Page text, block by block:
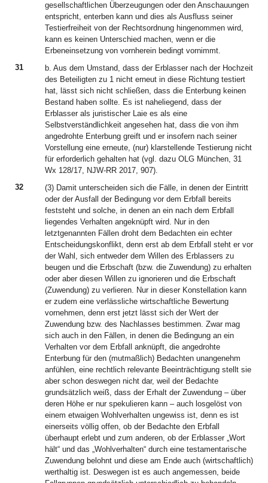
gesellschaftlichen Überzeugungen oder den Anschauungen
entspricht, enterben kann und dies als Ausfluss seiner
Testierfreiheit von der Rechtsordnung hingenommen wird,
kann es keinen Unterschied machen, wenn er die
Erbeneinsetzung von vornherein bedingt vornimmt.
31
b. Aus dem Umstand, dass der Erblasser nach der Hochzeit
des Beteiligten zu 1 nicht erneut in diese Richtung testiert
hat, lässt sich nicht schließen, dass die Enterbung keinen
Bestand haben sollte. Es ist naheliegend, dass der
Erblasser als juristischer Laie es als eine
Selbstverständlichkeit angesehen hat, dass die von ihm
angedrohte Enterbung greift und er insofern nach seiner
Vorstellung eine erneute, (nur) klarstellende Testierung nicht
für erforderlich gehalten hat (vgl. dazu OLG München, 31
Wx 128/17, NJW-RR 2017, 907).
32
(3) Damit unterscheiden sich die Fälle, in denen der Eintritt
oder der Ausfall der Bedingung vor dem Erbfall bereits
feststeht und solche, in denen an ein nach dem Erbfall
liegendes Verhalten angeknüpft wird. Nur in den
letztgenannten Fällen droht dem Bedachten ein echter
Entscheidungskonflikt, denn erst ab dem Erbfall steht er vor
der Wahl, sich entweder dem Willen des Erblassers zu
beugen und die Erbschaft (bzw. die Zuwendung) zu erhalten
oder aber diesen Willen zu ignorieren und die Erbschaft
(Zuwendung) zu verlieren. Nur in dieser Konstellation kann
er zudem eine verlässliche wirtschaftliche Bewertung
vornehmen, denn erst jetzt lässt sich der Wert der
Zuwendung bzw. des Nachlasses bestimmen. Zwar mag
sich auch in den Fällen, in denen die Bedingung an ein
Verhalten vor dem Erbfall anknüpft, die angedrohte
Enterbung für den (mutmaßlich) Bedachten unangenehm
anfühlen, eine rechtlich relevante Beeinträchtigung stellt sie
aber schon deswegen nicht dar, weil der Bedachte
grundsätzlich weiß, dass der Erhalt der Zuwendung – über
deren Höhe er nur spekulieren kann – auch losgelöst von
einem etwaigen Wohlverhalten ungewiss ist, denn es ist
einerseits völlig offen, ob der Bedachte den Erbfall
überhaupt erlebt und zum anderen, ob der Erblasser „Wort
hält“ und das „Wohlverhalten“ durch eine testamentarische
Zuwendung belohnt und diese am Ende auch (wirtschaftlich)
werthaltig ist. Deswegen ist es auch angemessen, beide